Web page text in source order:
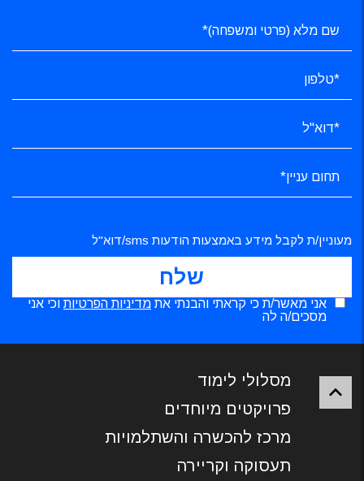
מעוניין/ת לקבל מידע באמצעות הודעות sms/דוא"ל
אני מאשר/ת כי קראתי והבנתי את מדיניות הפרטיות וכי אני
מסכים/ה לה
מסלולי לימוד
פרויקטים מיוחדים
מרכז להכשרה והשתלמויות
תעסוקה וקריירה